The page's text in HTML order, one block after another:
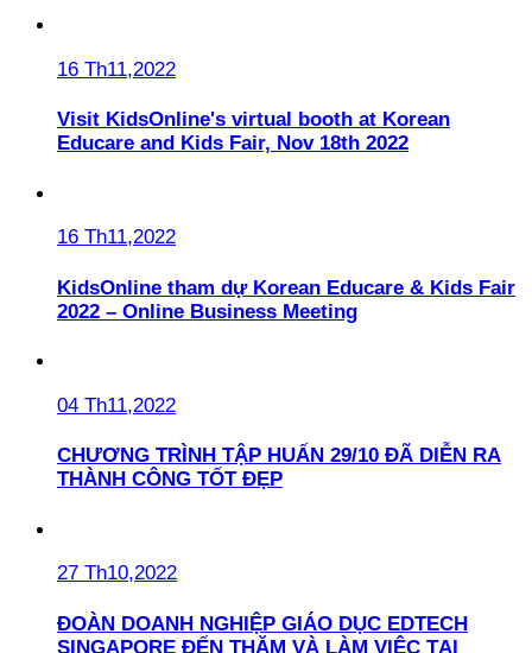
16 Th11,2022
Visit KidsOnline's virtual booth at Korean
Educare and Kids Fair, Nov 18th 2022
16 Th11,2022
KidsOnline tham dự Korean Educare & Kids Fair
2022 – Online Business Meeting
04 Th11,2022
CHƯƠNG TRÌNH TẬP HUẤN 29/10 ĐÃ DIỄN RA
THÀNH CÔNG TỐT ĐẸP
27 Th10,2022
ĐOÀN DOANH NGHIỆP GIÁO DỤC EDTECH
SINGAPORE ĐẾN THĂM VÀ LÀM VIỆC TẠI